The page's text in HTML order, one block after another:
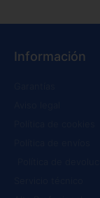
Información